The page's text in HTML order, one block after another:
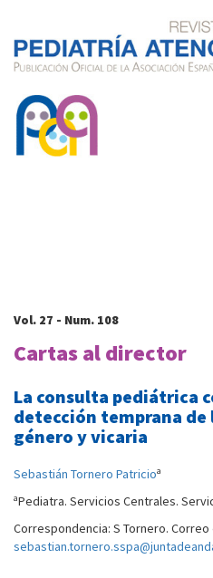
Vol. 27 - Num. 108
Cartas al director
La consulta pediátrica
detección temprana de
género y vicaria
Sebastián Tornero Patricioa
aPediatra. Servicios Centrales.
Correspondencia: S Tornero.